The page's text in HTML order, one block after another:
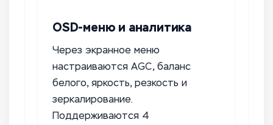
OSD-меню и аналитика
Через экранное меню
настраиваются AGC, баланс
белого, яркость, резкость и
зеркалирование.
Поддерживаются 4